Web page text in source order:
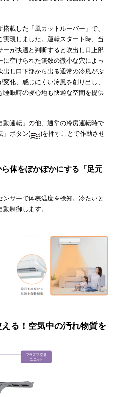
搭載した「風カットルーバー」で、
現しました。運転スタート時、当
ーが快適と判断すると吹出し口上部
空けられた無数の微小な穴によっ
出し口下部から出る通常の冷風がぶ
化、感じにくい冷風を創り出し、
睡眠時の寝心地も快適な空間を提供
動運転」の他、通常の冷房運転時で
」ボタン(
)を押すことで作動させ
ら体をぽかぽかにする「足元
サーで体表温度を検知。冷たいと
制御します。
る！空気中の汚れ物質を